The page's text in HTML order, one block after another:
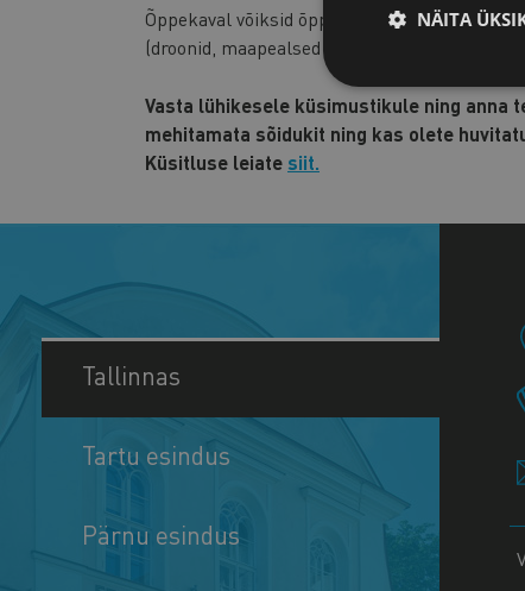
Õppekaval võiksid õppida inimesed, kes
(droonid, maapealsed süsteemid, veealused
Vasta lühikesele küsimustikule ning anna
mehitamata sõidukit ning kas olete
Küsitluse leiate siit.
Tallinnas
Tartu esindus
Pärnu esindus
NÄITA